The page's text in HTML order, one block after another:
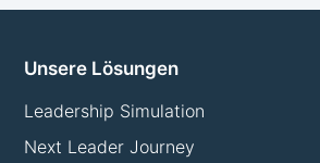
Unsere Lösungen
Leadership Simulation
Next Leader Journey